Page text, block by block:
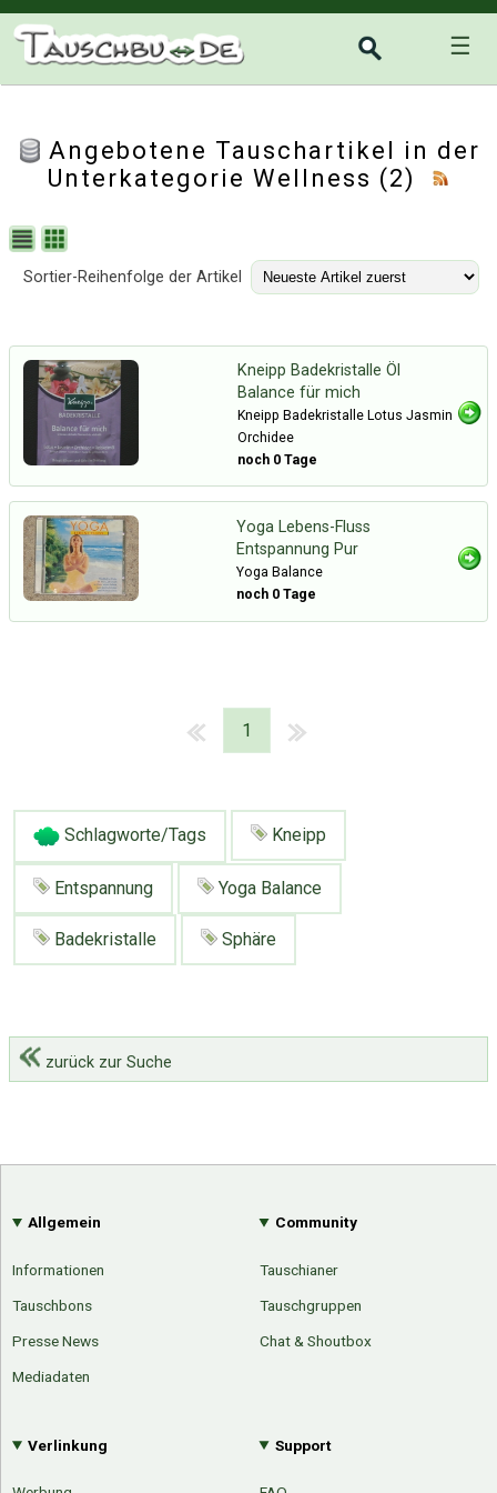
☰
Angebotene Tauschartikel in der
Unterkategorie Wellness (2)
Sortier-Reihenfolge der Artikel
Kneipp Badekristalle Öl
Balance für mich
Kneipp Badekristalle Lotus Jasmin
Orchidee
noch 0 Tage
Yoga Lebens-Fluss
Entspannung Pur
Yoga Balance
noch 0 Tage
1
Schlagworte/Tags Kneipp
Entspannung Yoga Balance
Badekristalle Sphäre
zurück zur Suche
Allgemein
Informationen
Tauschbons
Presse News
Mediadaten
Community
Tauschianer
Tauschgruppen
Chat & Shoutbox
Verlinkung Support